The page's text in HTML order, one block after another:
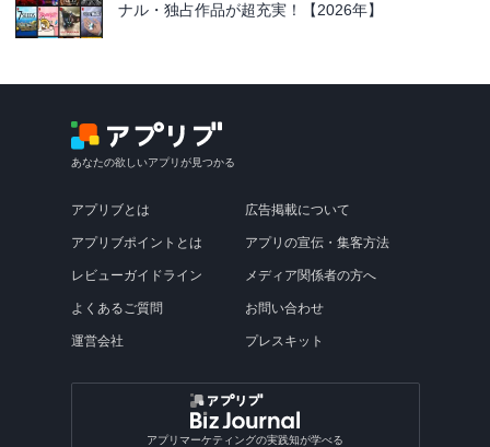
ナル・独占作品が超充実！【2026年】
あなたの欲しいアプリが見つかる
アプリブとは
アプリブポイントとは
レビューガイドライン
よくあるご質問
運営会社
広告掲載について
アプリの宣伝・集客方法
メディア関係者の方へ
お問い合わせ
プレスキット
アプリマーケティングの実践知が学べる